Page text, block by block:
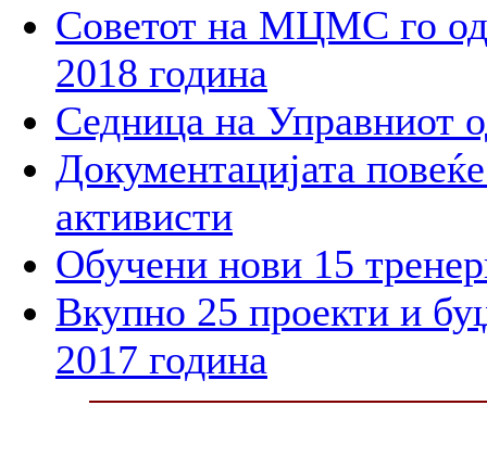
Советот на МЦМС го
2018 година
Седница на
Документацијата
активисти
Обучени нови 15
Вкупно 25 проекти и
2017 година